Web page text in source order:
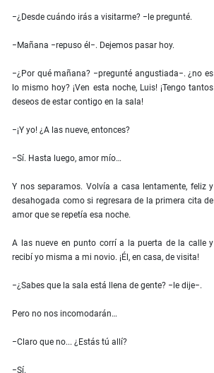
−¿Desde cuándo irás a visitarme? −le pregunté.
−Mañana −repuso él−. Dejemos pasar hoy.
−¿Por qué mañana? −pregunté angustiada−. ¿no es
lo mismo hoy? ¡Ven esta noche, Luis! ¡Tengo tantos
deseos de estar contigo en la sala!
−¡Y yo! ¿A las nueve, entonces?
−Sí. Hasta luego, amor mío…
Y nos separamos. Volvía a casa lentamente, feliz y
desahogada como si regresara de la primera cita de
amor que se repetía esa noche.
A las nueve en punto corrí a la puerta de la calle y
recibí yo misma a mi novio. ¡Él, en casa, de visita!
−¿Sabes que la sala está llena de gente? −le dije−.
Pero no nos incomodarán…
−Claro que no... ¿Estás tú allí?
−Sí.